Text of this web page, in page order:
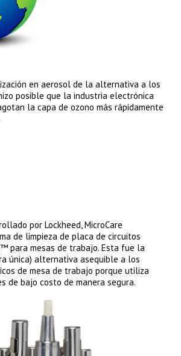
en aerosol de la alternativa a los
hizo posible que la industria electrónica
la capa de ozono más rápidamente
por Lockheed, MicroCare
de limpieza de placa de circuitos
para mesas de trabajo. Esta fue la
única) alternativa asequible a los
de mesa de trabajo porque utiliza
de bajo costo de manera segura.